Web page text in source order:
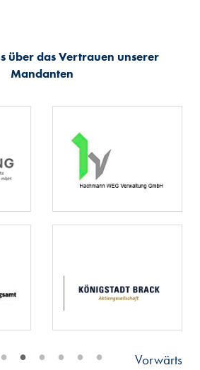
über das Vertrauen unserer
Mandanten
• • • • • • Vorwärts